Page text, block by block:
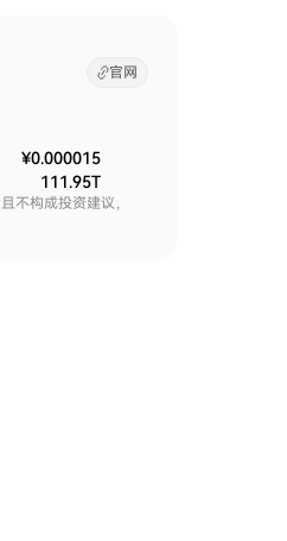
官网
¥0.000015
111.95T
不构成投资建议，